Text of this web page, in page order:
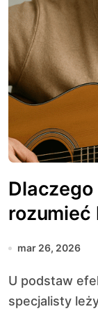
rozumieć
mar 26, 2026
U podstaw efektywnego rozwoju każdego
specjalisty